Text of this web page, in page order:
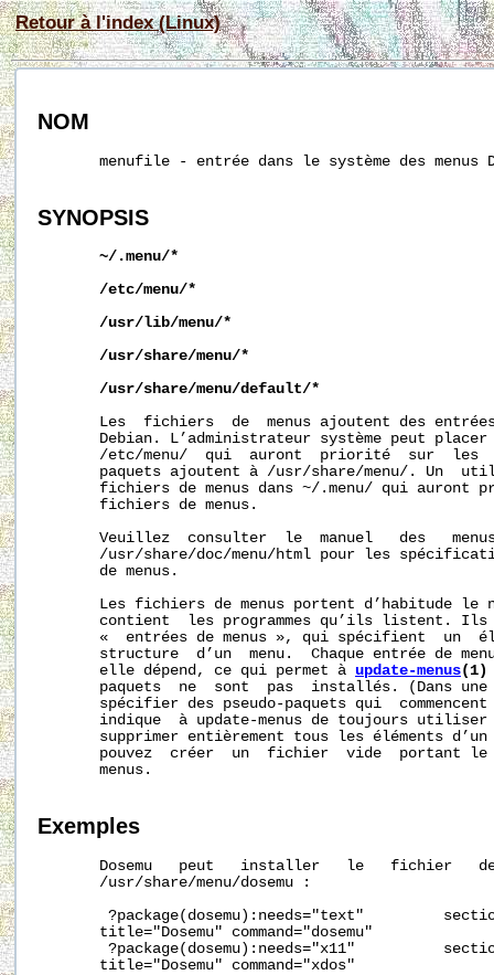
Retour à l'index (Linux)
NOM
menufile - entrée dans le système des menus
SYNOPSIS
~/.menu/*
/etc/menu/*
/usr/lib/menu/*
/usr/share/menu/*
/usr/share/menu/default/*
Les  fichiers  de  menus ajoutent des
Debian. L’administrateur système peut
/etc/menu/  qui  auront  priorité  sur  les
       paquets ajoutent à
/usr/share/menu/.
Un
       fichiers de menus dans
~/.menu/ qui auront
       fichiers de menus.
Veuillez  consulter  le  manuel   des
/usr/share/doc/menu/html pour les
       de menus.
Les fichiers de menus portent d’habitude le
contient  les programmes qu’ils listent.
«  entrées de menus », qui spécifient  un
structure  d’un  menu.  Chaque entrée de
       elle dépend, ce qui permet à
update-menus(1)
paquets  ne  sont  pas  installés. (Dans
spécifier des pseudo-paquets qui
indique  à update-menus de toujours
supprimer entièrement tous les éléments
pouvez  créer  un  fichier  vide  portant
       menus.
Exemples
Dosemu   peut   installer   le   fichier
       /usr/share/menu/dosemu :
?package(dosemu):needs="text"
       title="Dosemu" command="dosemu"
?package(dosemu):needs="x11"
       title="Dosemu" command="xdos"